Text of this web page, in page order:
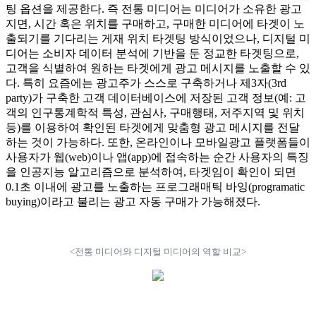
팅 옵션을 제공한다. 즉 전통 미디어는 미디어가 소유한 광고
지면, 시간 혹은 위치를 구매하고, 구매한 미디어에 타겟이 노
출되기를 기다리는 게재 위치 타겟팅 방식이었으나, 디지털 미
디어는 소비자 데이터 분석에 기반을 둔 정교한 타겟팅으로,
고객을 식별하여 원하는 타겟에게 광고 메시지를 노출할 수 있
다. 특히 요즘에는 광고주가 스스로 구축하거나 제3자(3rd
party)가 구축한 고객 데이터베이스에 저장된 고객 정보(예: 고
객의 인구통계학적 특성, 관심사, 구매행태, 저주지역 및 위치
등)를 이용하여 확인된 타겟에게 맞춤형 광고 메시지를 전달
하는 것이 가능하다. 또한, 온라인이나 모바일광고 플랫폼들이
사용자가 웹(web)이나 앱(app)에 접속하는 순간 사용자의 특징
을 인공지능 알고리즘으로 분석하여, 타겟임이 확인이 되면
0.1초 이내에 광고를 노출하는 프로그래매틱 바잉(programatic
buying)이라고 불리는 광고 자동 구매가 가능해졌다.
<전통 미디어와 디지털 미디어의 역할 비교>